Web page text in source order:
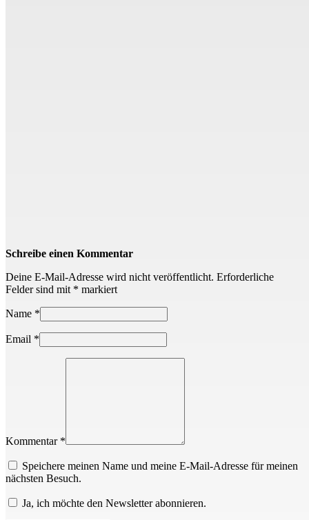
Schreibe einen Kommentar
Deine E-Mail-Adresse wird nicht veröffentlicht. Erforderliche
Felder sind mit * markiert
Name *
Email *
Kommentar *
Speichere meinen Name und meine E-Mail-Adresse für meinen
nächsten Besuch.
Ja, ich möchte den Newsletter abonnieren.